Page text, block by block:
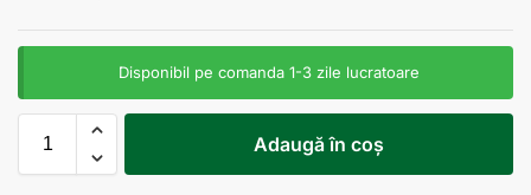
Disponibil pe comanda 1-3 zile lucratoare
Adaugă în coș